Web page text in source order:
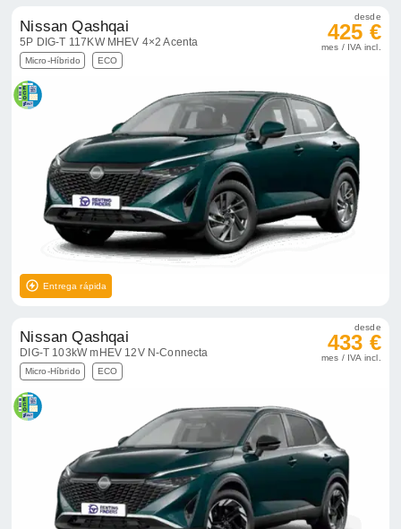
Nissan Qashqai
5P DIG-T 117KW MHEV 4×2 Acenta
Micro-Híbrido ECO
desde
425 €
mes / IVA incl.
Entrega rápida
Nissan Qashqai
DIG-T 103kW mHEV 12V N-Connecta
Micro-Híbrido ECO
desde
433 €
mes / IVA incl.